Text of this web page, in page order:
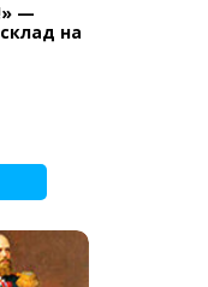
—
на